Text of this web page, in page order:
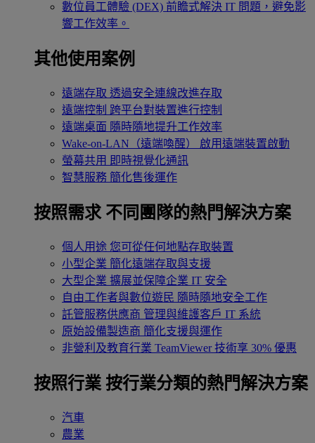
數位員工體驗 (DEX) 前瞻式解決 IT 問題，避免影
響工作效率。
其他使用案例
遠端存取 透過安全連線改進存取
遠端控制 跨平台對裝置進行控制
遠端桌面 隨時隨地提升工作效率
Wake-on-LAN（遠端喚醒）
啟用遠端裝置啟動
螢幕共用 即時視覺化通訊
智慧服務 簡化售後運作
按照需求 不同團隊的熱門解決方案
個人用途 您可從任何地點存取裝置
小型企業 簡化遠端存取與支援
大型企業 擴展並保障企業 IT 安全
自由工作者與數位遊民 隨時隨地安全工作
託管服務供應商 管理與維護客戶 IT 系統
原始設備製造商 簡化支援與運作
非營利及教育行業 TeamViewer 技術享 30% 優惠
按照行業 按行業分類的熱門解決方案
汽車
農業